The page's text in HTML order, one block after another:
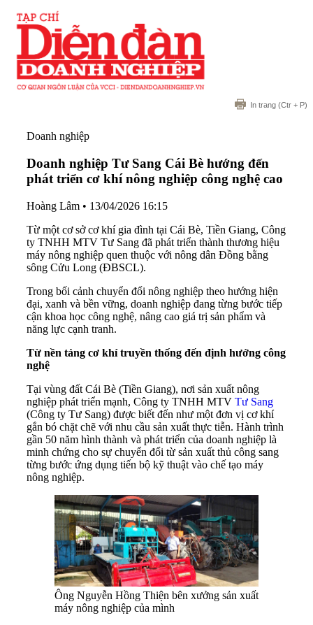
In trang (Ctr + P)
Doanh nghiệp
Doanh nghiệp Tư Sang Cái Bè hướng đến
phát triển cơ khí nông nghiệp công nghệ cao
Hoàng Lâm • 13/04/2026 16:15
Từ một cơ sở cơ khí gia đình tại Cái Bè, Tiền Giang, Công
ty TNHH MTV Tư Sang đã phát triển thành thương hiệu
máy nông nghiệp quen thuộc với nông dân Đồng bằng
sông Cửu Long (ĐBSCL).
Trong bối cảnh chuyển đổi nông nghiệp theo hướng hiện
đại, xanh và bền vững, doanh nghiệp đang từng bước tiếp
cận khoa học công nghệ, nâng cao giá trị sản phẩm và
năng lực cạnh tranh.
Từ nền tảng cơ khí truyền thống đến định hướng công
nghệ
Tại vùng đất Cái Bè (Tiền Giang), nơi sản xuất nông
nghiệp phát triển mạnh, Công ty TNHH MTV Tư Sang
(Công ty Tư Sang) được biết đến như một đơn vị cơ khí
gắn bó chặt chẽ với nhu cầu sản xuất thực tiễn. Hành trình
gần 50 năm hình thành và phát triển của doanh nghiệp là
minh chứng cho sự chuyển đổi từ sản xuất thủ công sang
từng bước ứng dụng tiến bộ kỹ thuật vào chế tạo máy
nông nghiệp.
Ông Nguyễn Hồng Thiện bên xưởng sản xuất
máy nông nghiệp của mình